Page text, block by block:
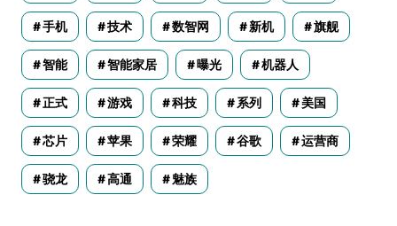
手机 技术 数智网 新机 旗舰
智能 智能家居 曝光 机器人
正式 游戏 科技 系列 美国
芯片 苹果 荣耀 谷歌 运营商
骁龙 高通 魅族